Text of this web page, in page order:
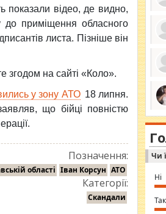
показали відео, де видно,
до приміщення обласного
листа. Пізніше він
згодом на сайті «Коло».
у зону АТО 18 липня.
що бійці повністю
Позначення:
області Іван Корсун АТО
Категорії:
Скандали
за
ми
in
⇒
Чи
Ні
Так